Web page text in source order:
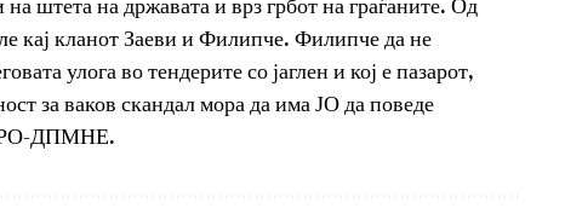
кај кланот Заеви и Филипче. Филипче да не
улога во тендерите со јаглен и кој е пазарот,
за ваков скандал мора да има ЈО да поведе
ДПМНЕ.